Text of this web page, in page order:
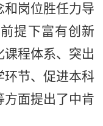
和岗位胜任力导
提下富有创新
程体系、突出
环节、促进本科
面提出了中肯